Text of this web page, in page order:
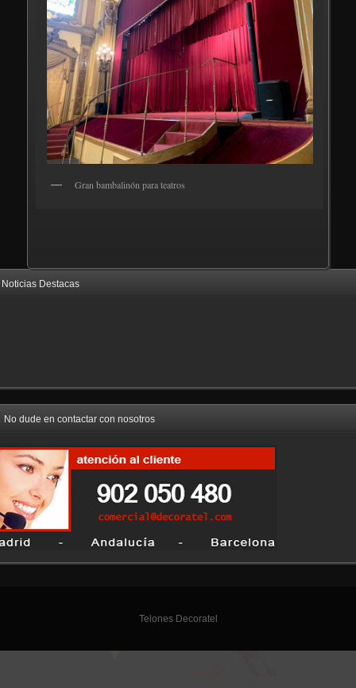
Gran bambalinón para teatros
Noticias Destacas
No dude en contactar con nosotros
Telones Decoratel